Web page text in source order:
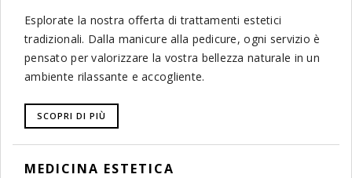
Esplorate la nostra offerta di trattamenti estetici
tradizionali. Dalla manicure alla pedicure, ogni servizio è
pensato per valorizzare la vostra bellezza naturale in un
ambiente rilassante e accogliente.
SCOPRI DI PIÙ
MEDICINA ESTETICA